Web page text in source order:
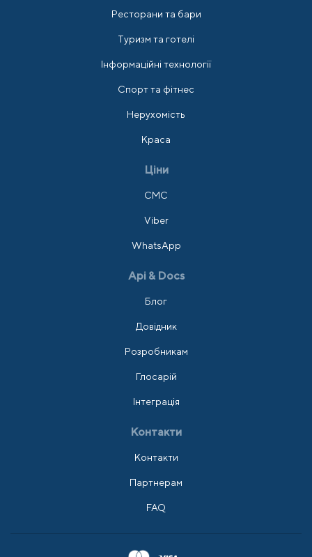
Ресторани та бари
Туризм та готелі
Інформаційні технології
Спорт та фітнес
Нерухомість
Краса
Ціни
СМС
Viber
WhatsApp
Api & Docs
Блог
Довідник
Розробникам
Глосарій
Інтеграція
Контакти
Контакти
Партнерам
FAQ